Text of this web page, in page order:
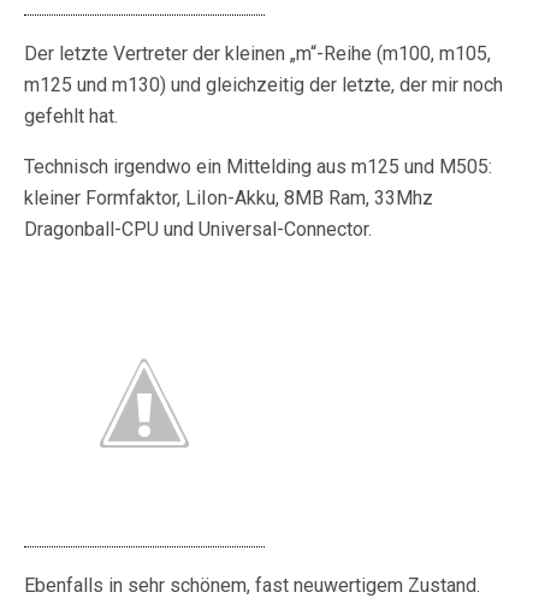
Der letzte Vertreter der kleinen „m“-Reihe (m100, m105,
m125 und m130) und gleichzeitig der letzte, der mir noch
gefehlt hat.
Technisch irgendwo ein Mittelding aus m125 und M505:
kleiner Formfaktor, LiIon-Akku, 8MB Ram, 33Mhz
Dragonball-CPU und Universal-Connector.
Ebenfalls in sehr schönem, fast neuwertigem Zustand.